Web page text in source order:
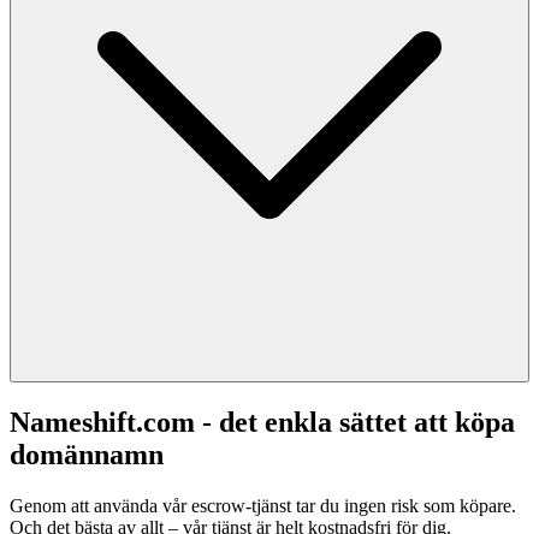
Nameshift.com - det enkla sättet att köpa
domännamn
Genom att använda vår escrow-tjänst tar du ingen risk som köpare.
Och det bästa av allt – vår tjänst är helt kostnadsfri för dig.